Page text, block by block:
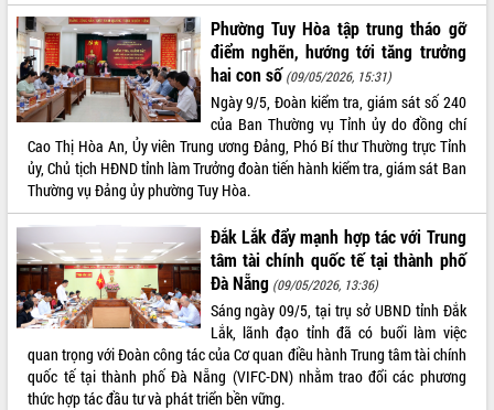
Họp báo thông tin về Hội nghị Công bố
Quy hoạch và Xúc tiến đầu tư tỉnh Đắk
Lắk
Khơi thông điểm nghẽn, đẩy nhanh
giải ngân vốn khắc phục thiên tai
HĐND tỉnh thông qua điều chỉnh Quy
hoạch tỉnh thời kỳ 2021-2030
Hội thảo góp ý hồ sơ điều chỉnh quy
hoạch tỉnh Đắk Lắk thời kỳ 2021-2030,
tầm nhìn đến năm 2050
Nâng cao hiệu quả hoạt động của các
doanh nghiệp nhà nước
Hội nghị triển khai kết nối mạng
truyền số liệu chuyên dùng phục vụ cơ
quan Đảng, Nhà nước
Lễ phát động chuỗi hoạt động chung
tay làm sạch môi trường
Phường Tuy Hòa tập trung tháo gỡ
điểm nghẽn, hướng tới tăng trưởng
hai con số (09/05/2026, 15:31)
Ngày 9/5, Đoàn kiểm tra, giám sát số 240
của Ban Thường vụ Tỉnh ủy do đồng chí
Cao Thị Hòa An, Ủy viên Trung ương Đảng, Phó Bí thư Thường trực Tỉnh
ủy, Chủ tịch HĐND tỉnh làm Trưởng đoàn tiến hành kiểm tra, giám sát Ban
Thường vụ Đảng ủy phường Tuy Hòa.
Đắk Lắk đẩy mạnh hợp tác với Trung
tâm tài chính quốc tế tại thành phố
Đà Nẵng (09/05/2026, 13:36)
Sáng ngày 09/5, tại trụ sở UBND tỉnh Đắk
Lắk, lãnh đạo tỉnh đã có buổi làm việc
quan trọng với Đoàn công tác của Cơ quan điều hành Trung tâm tài chính
quốc tế tại thành phố Đà Nẵng (VIFC-DN) nhằm trao đổi các phương
thức hợp tác đầu tư và phát triển bền vững.